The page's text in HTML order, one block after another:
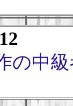
の中